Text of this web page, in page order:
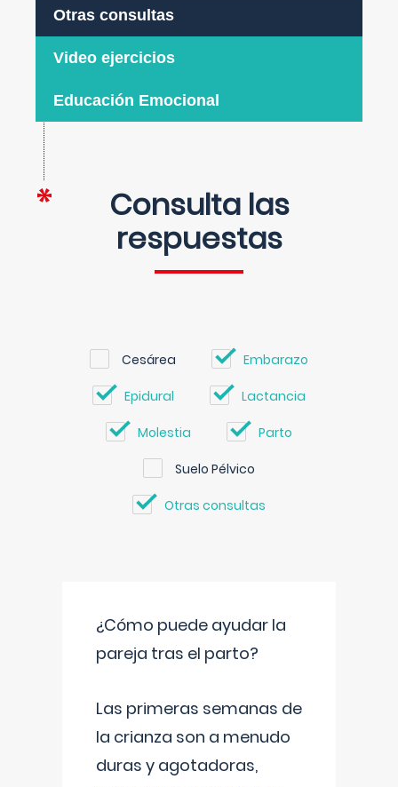
Otras consultas
Video ejercicios
Educación Emocional
Consulta las
respuestas
Cesárea Embarazo
Epidural Lactancia
Molestia Parto
Suelo Pélvico
Otras consultas
¿Cómo puede ayudar la
pareja tras el parto?
Las primeras semanas de
la crianza son a menudo
duras y agotadoras,